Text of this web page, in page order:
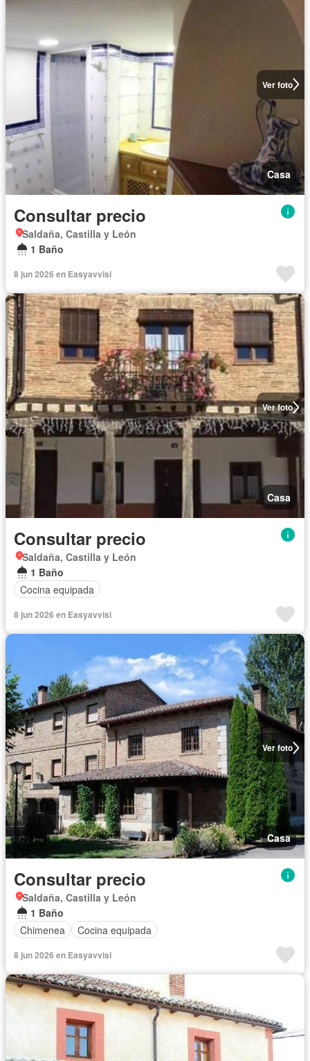
Ver foto
Casa
Consultar precio
Saldaña, Castilla y León
1 Baño
8 jun 2026 en Easyavvisi
Ver foto
Casa
Consultar precio
Saldaña, Castilla y León
1 Baño
Cocina equipada
8 jun 2026 en Easyavvisi
Ver foto
Casa
Consultar precio
Saldaña, Castilla y León
1 Baño
Chimenea
Cocina equipada
8 jun 2026 en Easyavvisi